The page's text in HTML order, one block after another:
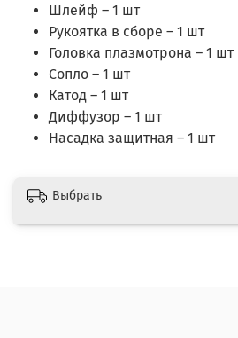
Шлейф – 1 шт
Рукоятка в сборе – 1 шт
Головка плазмотрона – 1 шт
Сопло – 1 шт
Катод – 1 шт
Диффузор – 1 шт
Насадка защитная – 1 шт
Выбрать